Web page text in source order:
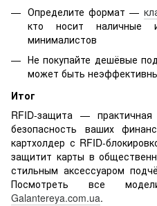
Определите формат —
кто носит наличные
минималистов
Не покупайте дешёвые
может быть
Итог
RFID-защита —
безопасность ваших
картхолдер с RFID-
защитит карты в
стильным аксессуаром
Посмотреть все
Galantereya.com.ua.